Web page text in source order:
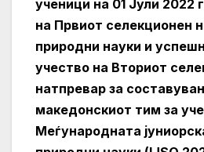
ученици на 01 Jули 2022
на Првиот селекционен
природни науки и
учество на Вториот
натпревар за
македонскиот тим за
Меѓународната